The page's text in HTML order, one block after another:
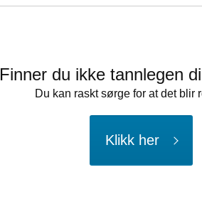
Finner du ikke tannlegen
Du kan raskt sørge for at det blir
Klikk her